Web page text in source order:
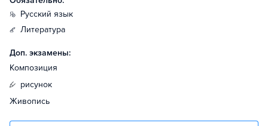
русский язык
литература
Доп. экзамены:
Композиция
рисунок
Живопись